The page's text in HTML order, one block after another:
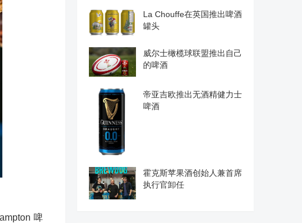
啤
La Chouffe在英国推出啤酒
罐头
威尔士橄榄球联盟推出自己
的啤酒
帝亚吉欧推出无酒精健力士
啤酒
霍克斯苹果酒创始人兼首席
执行官卸任